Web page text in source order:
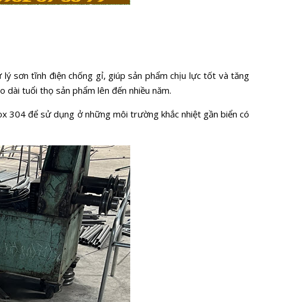
sơn tĩnh điện chống gỉ, giúp sản phẩm chịu lực tốt và tăng
dài tuổi thọ sản phẩm lên đến nhiều năm.
304 để sử dụng ở những môi trường khắc nhiệt gần biển có